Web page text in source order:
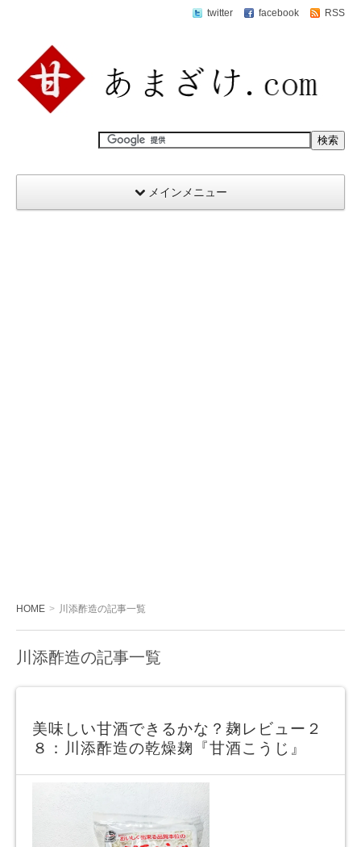
twitter facebook RSS
メインメニュー
HOME 川添酢造の記事一覧
川添酢造の記事一覧
美味しい甘酒できるかな？麹レビュー２
８：川添酢造の乾燥麹『甘酒こうじ』